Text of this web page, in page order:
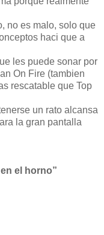
no es malo, solo que
haci que a
les puede sonar por
On Fire (tambien
rescatable que Top
un rato alcansa
la gran pantalla
el horno”